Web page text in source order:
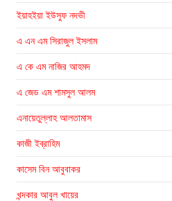
ইয়াহইয়া ইউসুফ নদভী
এ এন এম সিরাজুল ইসলাম
এ কে এম নাজির আহমদ
এ জেড এম শামসুল আলম
এনায়েতুল্লাহ আলতামাস
কাজী ইব্রাহিম
কাসেম বিন আবুবাকর
খন্দকার আবুল খায়ের